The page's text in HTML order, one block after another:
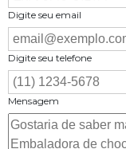
Digite seu email
Digite seu telefone
Mensagem